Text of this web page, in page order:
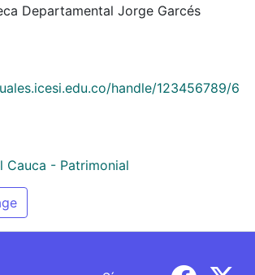
Departamental Jorge Garcés
handle/123456789/6
Cauca - Patrimonial